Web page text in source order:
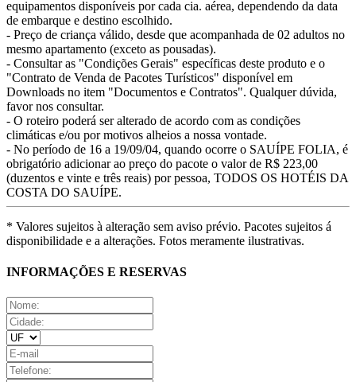
equipamentos disponíveis por cada cia. aérea, dependendo da data
de embarque e destino escolhido.
- Preço de criança válido, desde que acompanhada de 02 adultos no
mesmo apartamento (exceto as pousadas).
- Consultar as "Condições Gerais" específicas deste produto e o
"Contrato de Venda de Pacotes Turísticos" disponível em
Downloads no item "Documentos e Contratos". Qualquer dúvida,
favor nos consultar.
- O roteiro poderá ser alterado de acordo com as condições
climáticas e/ou por motivos alheios a nossa vontade.
- No período de 16 a 19/09/04, quando ocorre o SAUÍPE FOLIA, é
obrigatório adicionar ao preço do pacote o valor de R$ 223,00
(duzentos e vinte e três reais) por pessoa, TODOS OS HOTÉIS DA
COSTA DO SAUÍPE.
* Valores sujeitos à alteração sem aviso prévio. Pacotes sujeitos á
disponibilidade e a alterações. Fotos meramente ilustrativas.
INFORMAÇÕES E RESERVAS